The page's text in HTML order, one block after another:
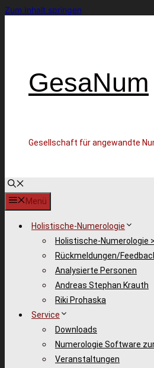
Zum Inhalt springen
GesaNum
Gesellschaft für angewandte
Menü
Holistische-Numerologie
Holistische-Numerologie
Rückmeldungen/
Analysierte Personen
Andreas Stephan Krauth
Riki Prohaska
Service
Downloads
Numerologie Software
Veranstaltungen